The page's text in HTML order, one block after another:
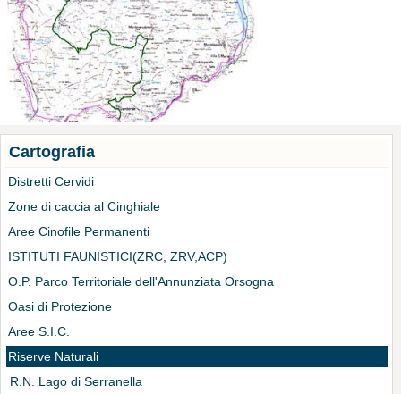
Cartografia
Distretti Cervidi
Zone di caccia al Cinghiale
Aree Cinofile Permanenti
ISTITUTI FAUNISTICI(ZRC, ZRV,ACP)
O.P. Parco Territoriale dell'Annunziata Orsogna
Oasi di Protezione
Aree S.I.C.
Riserve Naturali
R.N. Lago di Serranella